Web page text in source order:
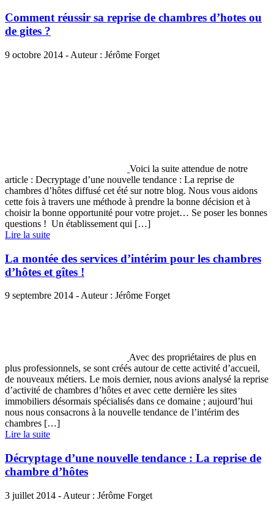
Comment réussir sa reprise de chambres d’hotes ou
de gites ?
9 octobre 2014 - Auteur : Jérôme Forget
Voici la suite attendue de notre
article : Decryptage d’une nouvelle tendance : La reprise de
chambres d’hôtes diffusé cet été sur notre blog. Nous vous aidons
cette fois à travers une méthode à prendre la bonne décision et à
choisir la bonne opportunité pour votre projet… Se poser les bonnes
questions ! Un établissement qui […]
Lire la suite
La montée des services d’intérim pour les chambres
d’hôtes et gîtes !
9 septembre 2014 - Auteur : Jérôme Forget
Avec des propriétaires de plus en
plus professionnels, se sont créés autour de cette activité d’accueil,
de nouveaux métiers. Le mois dernier, nous avions analysé la reprise
d’activité de chambres d’hôtes et avec cette dernière les sites
immobiliers désormais spécialisés dans ce domaine ; aujourd’hui
nous nous consacrons à la nouvelle tendance de l’intérim des
chambres […]
Lire la suite
Décryptage d’une nouvelle tendance : La reprise de
chambre d’hôtes
3 juillet 2014 - Auteur : Jérôme Forget